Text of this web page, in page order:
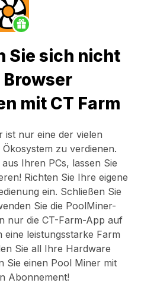
Sie sich nicht
Browser
mit CT Farm
ist nur eine der vielen
zu verdienen.
Ihren PCs, lassen Sie
Richten Sie Ihre eigene
ein. Schließen Sie
Sie die PoolMiner-
nur die CT-Farm-App auf
leistungsstarke Farm
Sie all Ihre Hardware
Sie einen Pool Minermit
Abonnement!